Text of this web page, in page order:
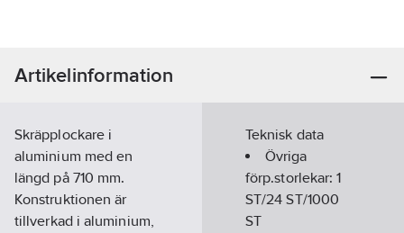
Artikelinformation
Skräpplockare i
aluminium med en
längd på 710 mm.
Konstruktionen är
tillverkad i aluminium,
Teknisk data
Övriga
förp.storlekar:1
ST/24 ST/1000
ST